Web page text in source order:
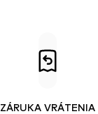
ZÁRUKA VRÁTENIA